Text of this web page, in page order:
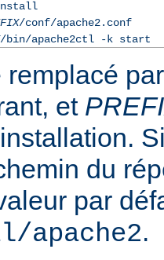
/conf/apache2.conf
/bin/apache2ctl -k start
remplacé
et
du
par
.